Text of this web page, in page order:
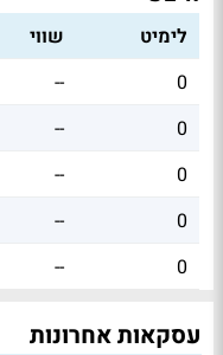
לימיט שווי
0
--
0
--
0
--
0
--
0
--
עסקאות אחרונות